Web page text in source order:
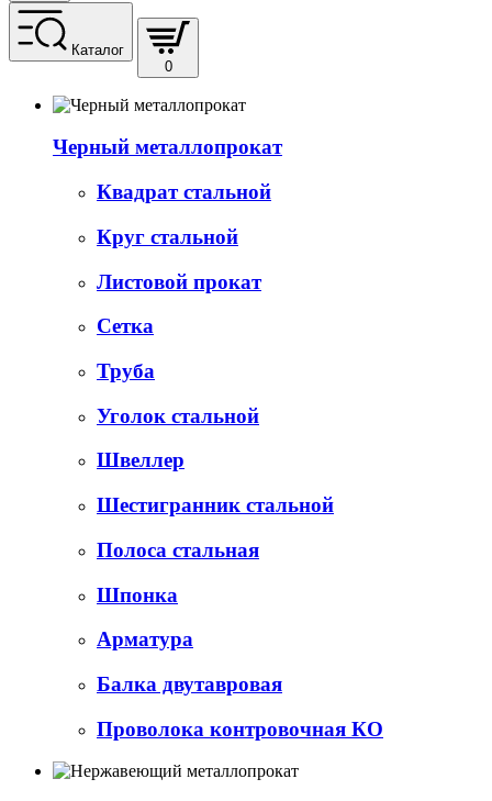
Каталог
0
Черный металлопрокат
Квадрат стальной
Круг стальной
Листовой прокат
Сетка
Труба
Уголок стальной
Швеллер
Шестигранник стальной
Полоса стальная
Шпонка
Арматура
Балка двутавровая
Проволока контровочная КО